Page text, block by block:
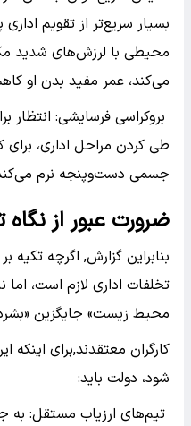
بسیار سریع‌تر از تقویم
محیطی با لرزش‌های شدید
می‌کند، عمر مفید بدن او
بروکراسی فرسایشی: انتظار
طی کردن مراحل اداری،
جسمی دست‌و‌پنجه نرم
ضرورت عبور از
بنابراین گزارش, اگرچه تکیه
تخلفات اداری لازم است، اما
محیط زیست» جایگزین
کارگران معتقدند,برای اینکه
شود، دولت باید:
تیم‌های ارزیاب مستقل: به